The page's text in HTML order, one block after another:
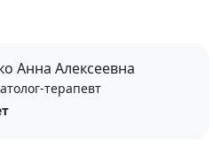
Анна Алексеевна
терапевт